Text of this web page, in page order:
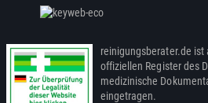
reinigungsberater.de
offiziellen Register des
medizinische
eingetragen.